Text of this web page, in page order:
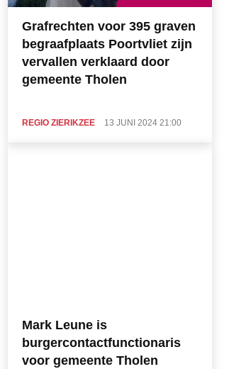
Grafrechten voor 395 graven
begraafplaats Poortvliet zijn
vervallen verklaard door
gemeente Tholen
REGIO ZIERIKZEE 13 JUNI 2024 21:00
Mark Leune is
burgercontactfunctionaris
voor gemeente Tholen